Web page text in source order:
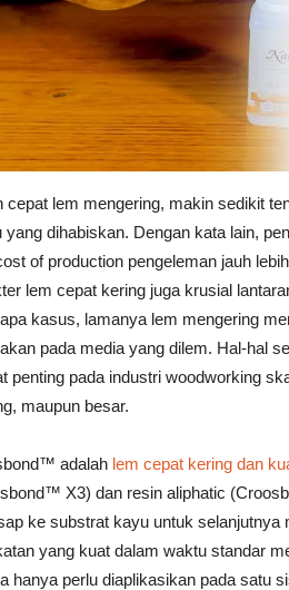
Vinyl
Cepat
Kering,
Kuat
&
Tahan
Lama
cepat lem mengering, makin sedikit
yang dihabiskan. Dengan kata lain,
of production pengeleman jauh
lem cepat kering juga krusial
kasus, lamanya lem mengering
pada media yang dilem. Hal-hal
penting pada industri woodworking
maupun besar.
adalah lem cepat kering dan
X3) dan resin aliphatic
ke substrat kayu untuk selanjutnya
yang kuat dalam waktu standar
hanya perlu diaplikasikan pada satu